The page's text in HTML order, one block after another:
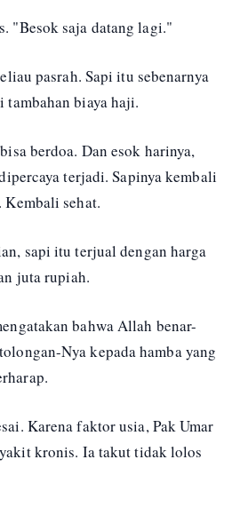
"Besok saja datang lagi."
pasrah. Sapi itu sebenarnya
biaya haji.
berdoa. Dan esok harinya,
terjadi. Sapinya kembali
sehat.
sapi itu terjual dengan harga
juta rupiah.
bahwa Allah benar-
Nya kepada hamba yang
Karena faktor usia, Pak Umar
kronis. Ia takut tidak lolos